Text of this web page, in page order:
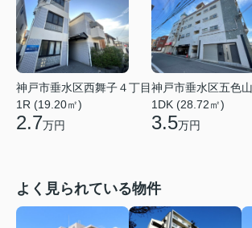
神戸市垂水区西舞子４丁目
1R (19.20㎡)
2.7万円
神戸市垂水区五色
1DK (28.72㎡)
3.5万円
よく見られている物件